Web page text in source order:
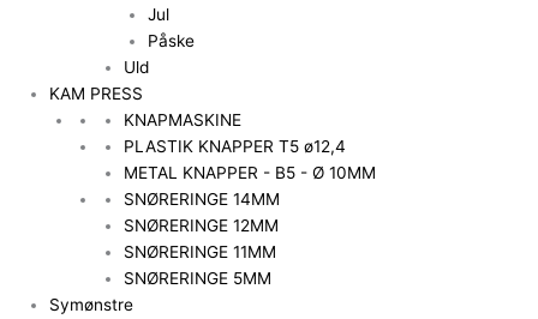
Jul
Påske
Uld
KAM PRESS
KNAPMASKINE
PLASTIK KNAPPER T5 ø12,4
METAL KNAPPER - B5 - Ø 10MM
SNØRERINGE 14MM
SNØRERINGE 12MM
SNØRERINGE 11MM
SNØRERINGE 5MM
Symønstre